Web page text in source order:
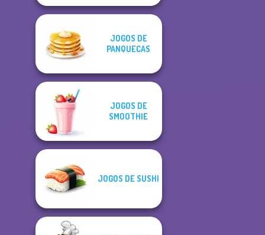
JOGOS DE
PANQUECAS
JOGOS DE
SMOOTHIE
JOGOS DE SUSHI